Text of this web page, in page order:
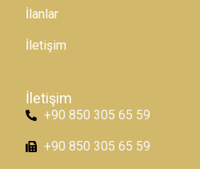
İlanlar
İletişim
İletişim
+90 850 305 65 59
+90 850 305 65 59